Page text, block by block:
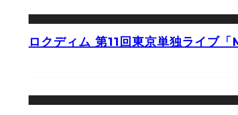
ロクディム 第11回東京単独ライブ「